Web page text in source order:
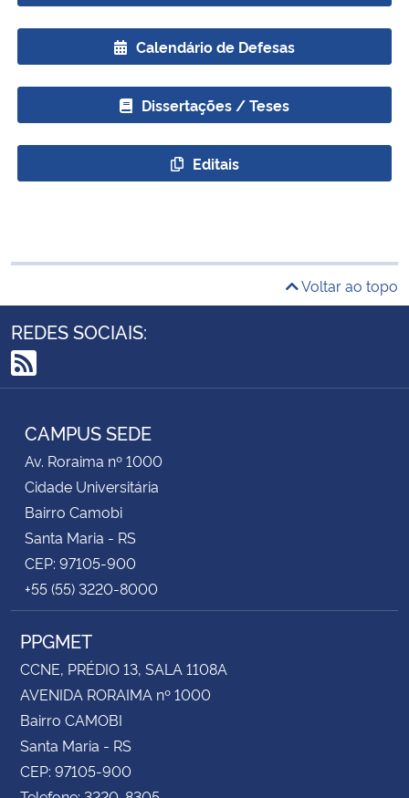
Calendário de Defesas
Dissertações / Teses
Editais
Voltar ao topo
REDES SOCIAIS:
RSS
CAMPUS SEDE
Av. Roraima nº 1000
Cidade Universitária
Bairro Camobi
Santa Maria - RS
CEP: 97105-900
+55 (55) 3220-8000
PPGMET
CCNE, PRÉDIO 13, SALA 1108A
AVENIDA RORAIMA nº 1000
Bairro CAMOBI
Santa Maria - RS
CEP: 97105-900